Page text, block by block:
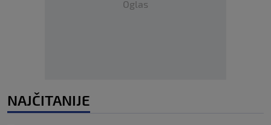
Oglas
NAJČITANIJE